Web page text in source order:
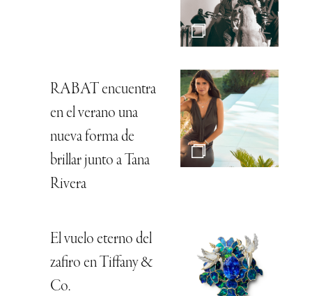
RABAT encuentra
en el verano una
nueva forma de
brillar junto a Tana
Rivera
El vuelo eterno del
zafiro en Tiffany &
Co.